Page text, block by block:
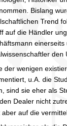
Bislang
Trend
auf die Händler
der wenigen
u.A. die
sind sie eher als
Dealer nicht
aber auf die